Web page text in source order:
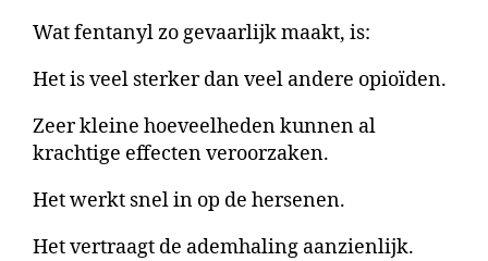
Wat fentanyl zo gevaarlijk maakt, is:
Het is veel sterker dan veel andere opioïden.
Zeer kleine hoeveelheden kunnen al
krachtige effecten veroorzaken.
Het werkt snel in op de hersenen.
Het vertraagt de ademhaling aanzienlijk.